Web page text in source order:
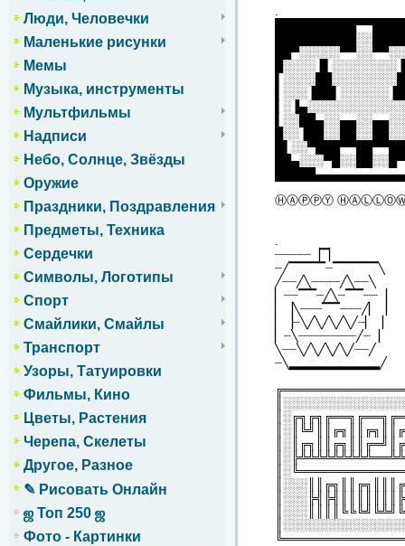
Люди, Человечки
Маленькие рисунки
Мемы
Музыка, инструменты
Мультфильмы
Надписи
Небо, Солнце, Звёзды
Оружие
Праздники, Поздравления
Предметы, Техника
Сердечки
Символы, Логотипы
Спорт
Смайлики, Смайлы
Транспорт
Узоры, Татуировки
Фильмы, Кино
Цветы, Растения
Черепа, Скелеты
Другое, Разное
✎ Рисовать Онлайн
ஜ Топ 250 ஜ
Фото - Картинки
ⒽⒶⓅⓅⓎ
.
┈┈┈┈┈▕▔▏
┈╱▔▔▔▔┈▔▔▔▔▔╲
╱┈┈╱╲┈┈┈┈╱╲┈┈╲
▏┈┈▔▔┈╱╲┈▔▔┈┈▕
▏▕╲┈┈┈▔▔┈┈┈╱▏▕
▏▕┈╲╱╲╱╲╱╲╱┈▏▕
▏┈╲┈┈┈┈┈┈┈┈╱┈▕
╲┈┈╲╱╲╱╲╱╲╱┈┈╱
┈╲▂▂▂▂▂▂▂▂▂▂╱